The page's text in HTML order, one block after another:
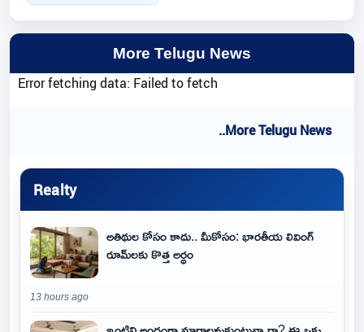
More Telugu News
Error fetching data: Failed to fetch
..More Telugu News
Realty
అతిథుల కోసం కాదు.. మీకోసం: భారతీయ లివింగ్
రూమ్‌లకు కొత్త అర్థం
13 hours ago